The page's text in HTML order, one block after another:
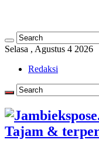
Selasa , Agustus 4 2026
Redaksi
Tajam &